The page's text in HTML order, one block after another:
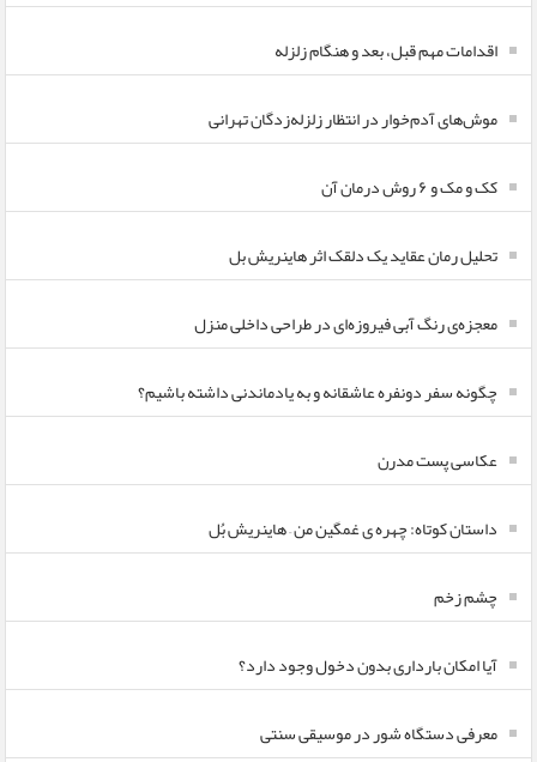
اقدامات مهم قبل، بعد و هنگام زلزله
موش‌های آدم‌خوار در انتظار زلزله‌زدگان تهرانی
کک و مک و ۶ روش درمان آن
تحلیل رمان عقاید یک دلقک اثر هاینریش بل
معجزه‌ی رنگ آبی فیروزه‌ای در طراحی داخلی منزل
چگونه سفر دونفره عاشقانه و به یادماندنی داشته باشیم؟
عکاسی پست مدرن
داستان کوتاه: چهره ی غمگین من – هاینریش بُل
چشم زخم
آیا امکان بارداری بدون دخول وجود دارد؟
معرفی دستگاه شور در موسیقی سنتی